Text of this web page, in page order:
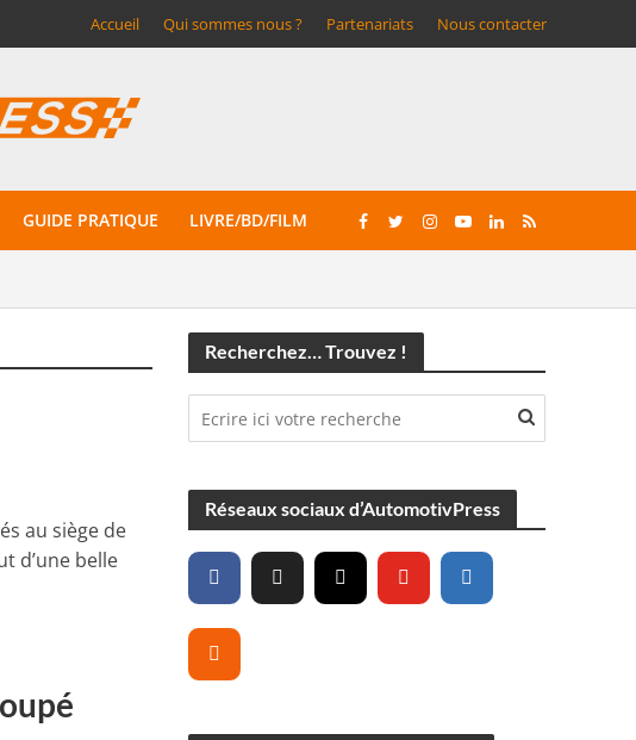
Accueil Qui sommes nous ? Partenariats Nous contacter
GUIDE PRATIQUE LIVRE/BD/FILM
au siège de
d’une belle
Recherchez… Trouvez !
Réseaux sociaux d’AutomotivPress